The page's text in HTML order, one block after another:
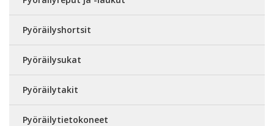
Pyöräilyshortsit
Pyöräilysukat
Pyöräilytakit
Pyöräilytietokoneet